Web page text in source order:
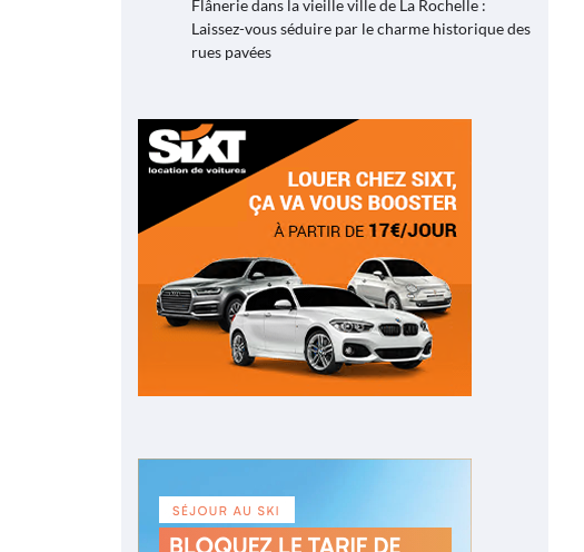
Flânerie dans la vieille ville de La Rochelle :
Laissez-vous séduire par le charme historique des
rues pavées